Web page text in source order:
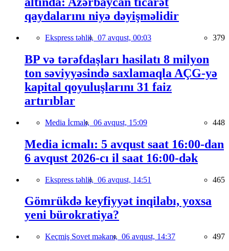
qaydalarını niyə dəyişməlidir
Ekspress təhlil, 07 avqust, 00:03 379
BP və tərəfdaşları hasilatı 8 milyon
ton səviyyəsində saxlamaqla AÇG-yə
kapital qoyuluşlarını 31 faiz
artırıblar
Media İcmalı, 06 avqust, 15:09 448
Media icmalı: 5 avqust saat 16:00-dan
6 avqust 2026-cı il saat 16:00-dək
Ekspress təhlil, 06 avqust, 14:51 465
Gömrükdə keyfiyyət inqilabı, yoxsa
yeni bürokratiya?
Keçmiş Sovet məkanı, 06 avqust, 14:37 497